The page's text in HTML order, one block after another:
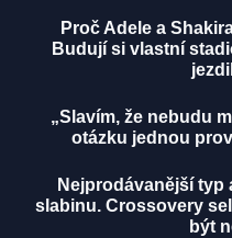
Proč Adele a
Budují si vlastní
„Slavím, že nebudu
otázku jednou
Nejprodávanější typ
slabinu. Crossovery
být